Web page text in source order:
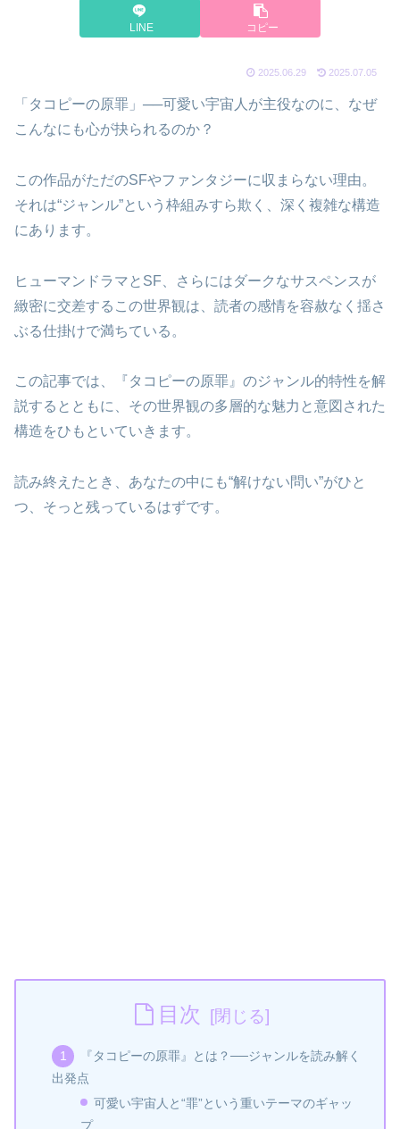
LINE コピー
2025.06.29 2025.07.05
「タコピーの原罪」──可愛い宇宙人が主役なのに、なぜ
こんなにも心が抉られるのか？
この作品がただのSFやファンタジーに収まらない理由。
それは“ジャンル”という枠組みすら欺く、深く複雑な構造
にあります。
ヒューマンドラマとSF、さらにはダークなサスペンスが
緻密に交差するこの世界観は、読者の感情を容赦なく揺さ
ぶる仕掛けで満ちている。
この記事では、『タコピーの原罪』のジャンル的特性を解
説するとともに、その世界観の多層的な魅力と意図された
構造をひもといていきます。
読み終えたとき、あなたの中にも“解けない問い”がひと
つ、そっと残っているはずです。
目次
『タコピーの原罪』とは？──ジャンルを読み解く
出発点
可愛い宇宙人と“罪”という重いテーマのギャッ
プ